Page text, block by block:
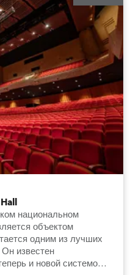
национальном
объектом
одним из лучших
известен
и новой системой